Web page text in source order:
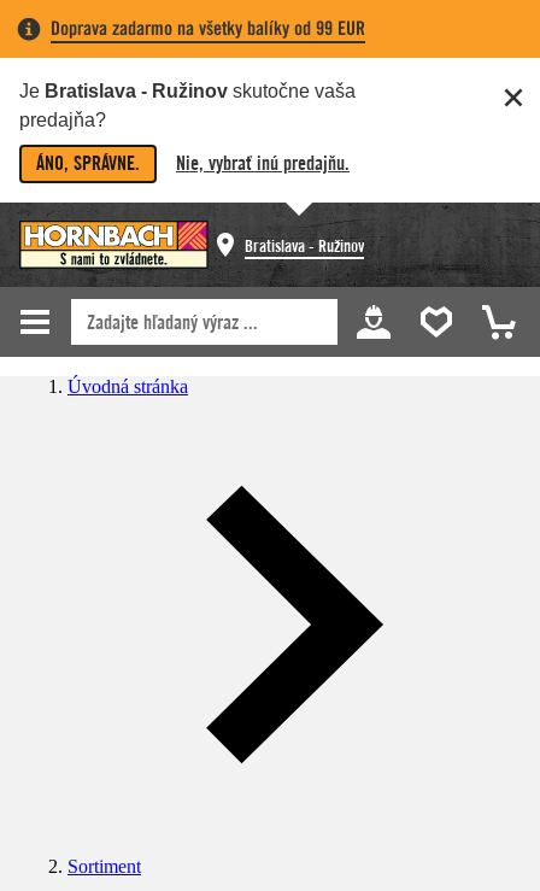
Doprava zadarmo na všetky balíky od 99 EUR
Je Bratislava - Ružinov skutočne vaša
predajňa?
ÁNO, SPRÁVNE. Nie, vybrať inú predajňu.
Bratislava - Ružinov
Úvodná stránka
Sortiment